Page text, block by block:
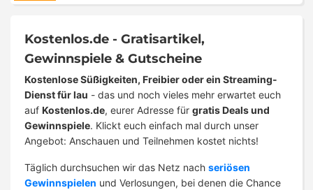
Kostenlos.de - Gratisartikel,
Gewinnspiele & Gutscheine
Kostenlose Süßigkeiten, Freibier oder ein Streaming-
Dienst für lau - das und noch vieles mehr erwartet euch
auf Kostenlos.de, eurer Adresse für gratis Deals und
Gewinnspiele. Klickt euch einfach mal durch unser
Angebot: Anschauen und Teilnehmen kostet nichts!
Täglich durchsuchen wir das Netz nach seriösen
Gewinnspielen und Verlosungen, bei denen die Chance